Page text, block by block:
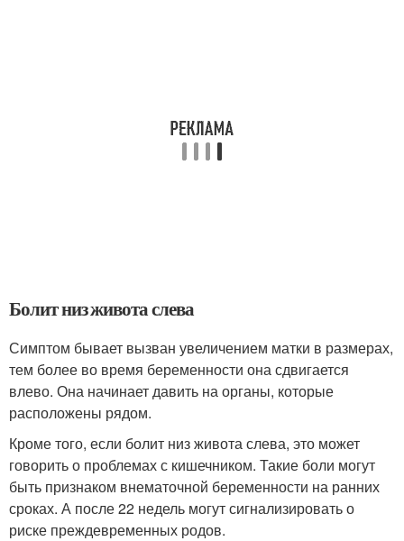
Болит низ живота слева
Симптом бывает вызван увеличением матки в размерах,
тем более во время беременности она сдвигается
влево. Она начинает давить на органы, которые
расположены рядом.
Кроме того, если болит низ живота слева, это может
говорить о проблемах с кишечником. Такие боли могут
быть признаком внематочной беременности на ранних
сроках. А после 22 недель могут сигнализировать о
риске преждевременных родов.